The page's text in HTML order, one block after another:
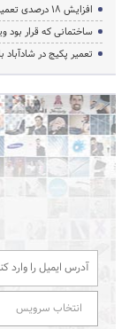
افزایش ۱۸ درصدی تعمیرات لوازم خانگی در اصفهان تعمیر
ساختمانی که قرار بود
تعمیر پکیج در شادآباد
انتخاب سرویس